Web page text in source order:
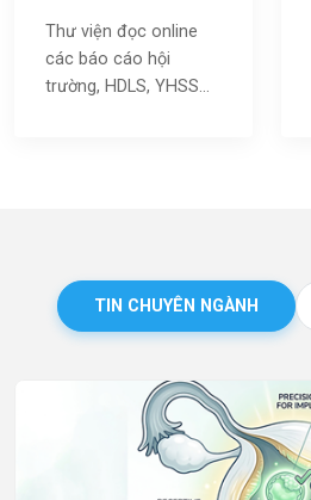
Thư viện đọc online
các báo cáo hội
trường, HDLS, YHSS…
TIN CHUYÊN NGÀNH